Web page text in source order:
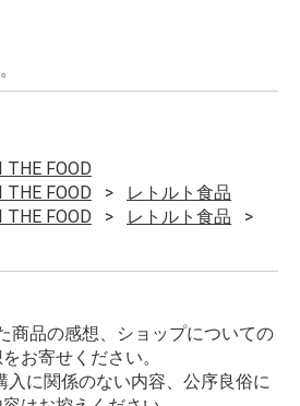
THE FOOD
THE FOOD
レトルト食品
THE FOOD
レトルト食品
商品の感想、ショップについての
お寄せください。
入に関係のない内容、公序良俗に